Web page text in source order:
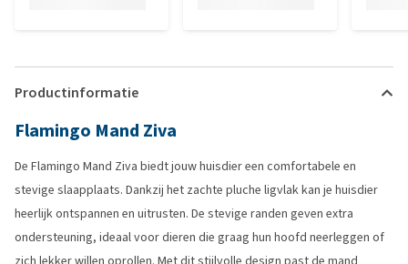
Productinformatie
Flamingo Mand Ziva
De Flamingo Mand Ziva biedt jouw huisdier een comfortabele en
stevige slaapplaats. Dankzij het zachte pluche ligvlak kan je huisdier
heerlijk ontspannen en uitrusten. De stevige randen geven extra
ondersteuning, ideaal voor dieren die graag hun hoofd neerleggen of